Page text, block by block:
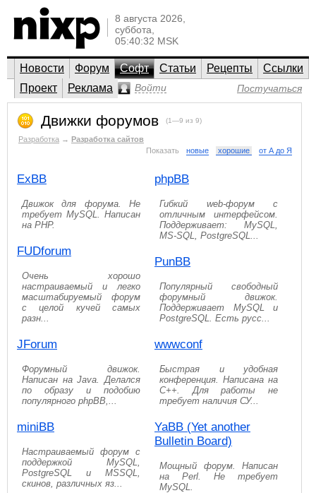
8 августа 2026,
суббота,
05:40:32 MSK
Новости Форум Софт Статьи Рецепты
Ссылки
Проект
Реклама Войти Постучаться
Движки форумов (1—9 из 9)
Разработка → Разработка сайтов
Показать
новые хорошие от А до Я
ExBB
Движок для форума. Не
требует MySQL. Написан
на PHP.
FUDforum
Очень хорошо
настраиваемый и легко
масштабируемый форум
с целой кучей самых
разн...
JForum
Форумный движок.
Написан на Java. Делался
по образу и подобию
популярного phpBB,...
miniBB
Настраиваемый форум с
поддержкой MySQL,
PostgreSQL и MSSQL,
скинов, различных яз...
phpBB
Гибкий web-форум с
отличным интерфейсом.
Поддерживает: MySQL,
MS-SQL, PostgreSQL...
PunBB
Популярный свободный
форумный движок.
Поддерживает MySQL и
PostgreSQL. Есть русс...
wwwconf
Быстрая и удобная
конференция. Написана на
C++. Для работы не
требует наличия СУ...
YaBB (Yet another
Bulletin Board)
Мощный форум. Написан
на Perl. Не требует
MySQL.